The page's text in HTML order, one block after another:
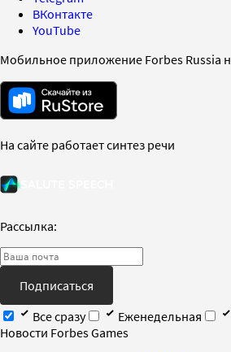
ВКонтакте
YouTube
Мобильное приложение Forbes Russia
На сайте работает синтез речи
Рассылка:
Подписаться
Все сразу
Еженедельная
Новости Forbes Games